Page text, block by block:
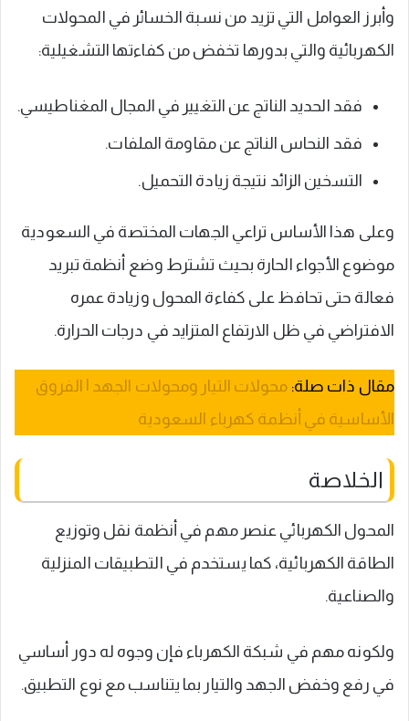
وأبرز العوامل التي تزيد من نسبة الخسائر في المحولات
الكهربائية والتي بدورها تخفض من كفاءتها التشغيلية:
فقد الحديد الناتج عن التغيير في المجال المغناطيسي.
فقد النحاس الناتج عن مقاومة الملفات.
التسخين الزائد نتيجة زيادة التحميل.
وعلى هذا الأساس تراعي الجهات المختصة في السعودية
موضوع الأجواء الحارة بحيث تشترط وضع أنظمة تبريد
فعالة حتى تحافظ على كفاءة المحول وزيادة عمره
الافتراضي في ظل الارتفاع المتزايد في درجات الحرارة.
مقال ذات صلة: محولات التيار ومحولات الجهد | الفروق
الأساسية في أنظمة كهرباء السعودية
الخلاصة
المحول الكهربائي عنصر مهم في أنظمة نقل وتوزيع
الطاقة الكهربائية، كما يستخدم في التطبيقات المنزلية
والصناعية.
ولكونه مهم في شبكة الكهرباء فإن وجوه له دور أساسي
في رفع وخفض الجهد والتيار بما يتناسب مع نوع التطبيق.